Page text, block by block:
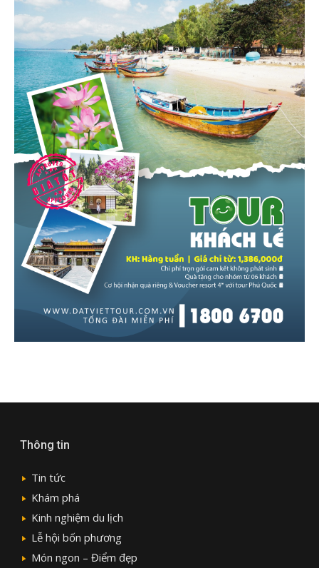
Thông tin
Tin tức
Khám phá
Kinh nghiệm du lịch
Lễ hội bốn phương
Món ngon – Điểm đẹp